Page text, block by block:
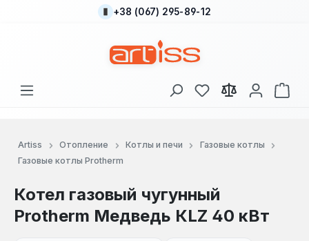
Перейти к основному содержанию
+38 (067) 295-89-12
У вас есть товары
В
Artiss Отопление Котлы и печи
Газовые котлы
Газовые котлы Protherm
Котел газовый чугунный
Protherm Медведь КLZ 40 кВт